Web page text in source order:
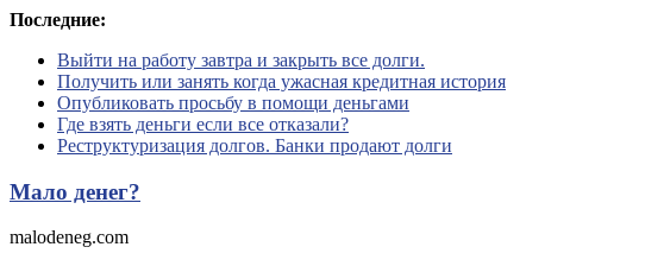
Перейти
содержимому
Последние:
Выйти на работу завтра и закрыть все долги.
Получить или занять когда ужасная кредитная история
Опубликовать просьбу в помощи деньгами
Где взять деньги если все отказали?
Реструктуризация долгов. Банки продают долги
Мало денег?
malodeneg.com